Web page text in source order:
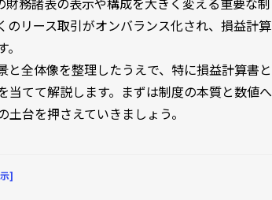
リース取引がオンバランス化され、損益計算
全体像を整理したうえで、特に損益計算書と
てて解説します。まずは制度の本質と数値へ
台を押さえていきましょう。
]